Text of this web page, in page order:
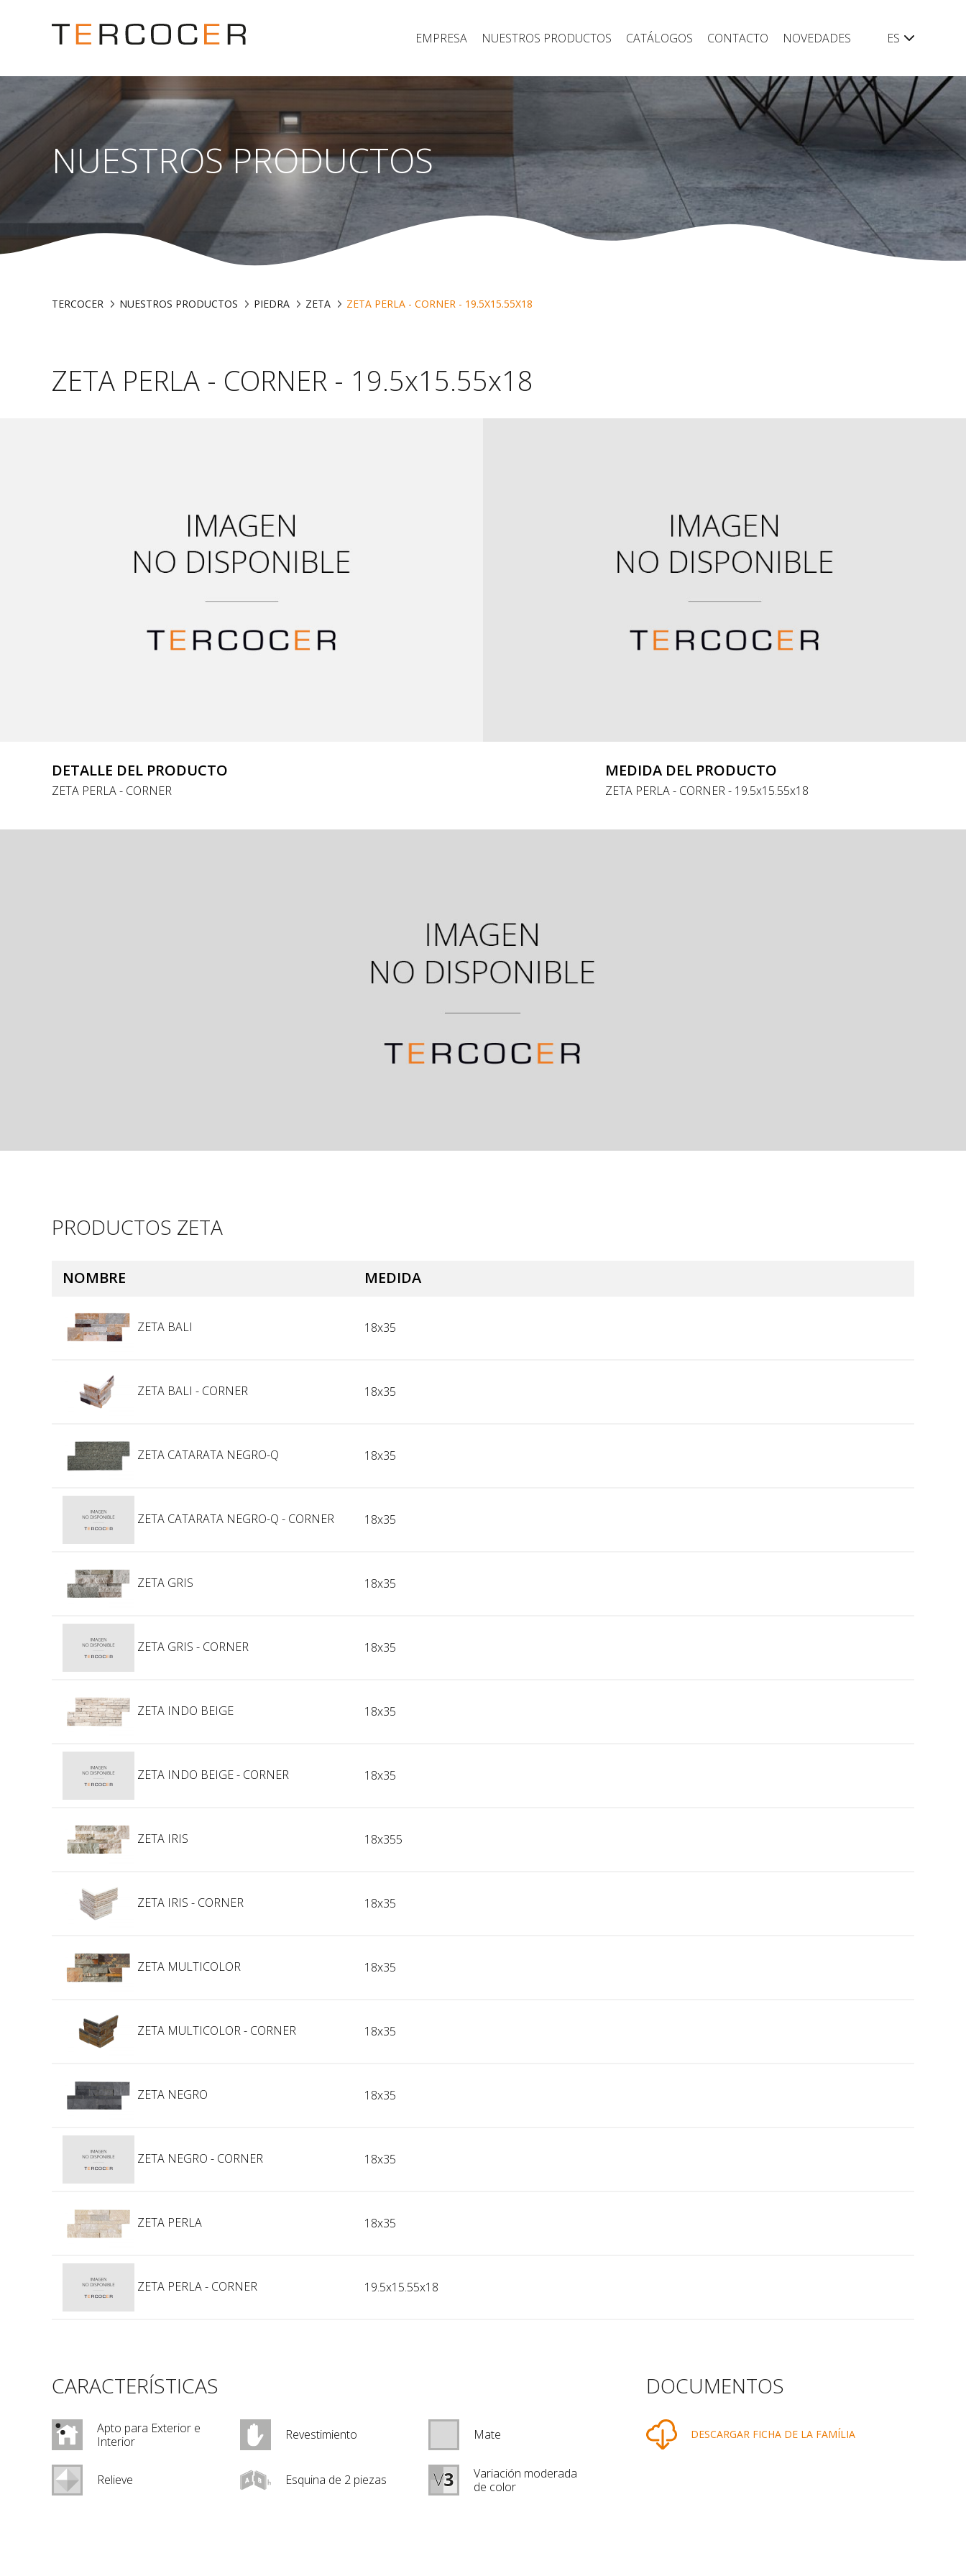
EMPRESA NUESTROS PRODUCTOS CATÁLOGOS CONTACTO NOVEDADES ES
NUESTROS PRODUCTOS
TERCOCER NUESTROS PRODUCTOS PIEDRA ZETA ZETA PERLA - CORNER - 19.5X15.55X18
ZETA PERLA - CORNER - 19.5x15.55x18
DETALLE DEL PRODUCTO
ZETA PERLA - CORNER
MEDIDA DEL PRODUCTO
ZETA PERLA - CORNER - 19.5x15.55x18
PRODUCTOS ZETA
NOMBRE MEDIDA
ZETA BALI 18x35
ZETA BALI - CORNER 18x35
ZETA CATARATA NEGRO-Q 18x35
ZETA CATARATA NEGRO-Q - CORNER 18x35
ZETA GRIS 18x35
ZETA GRIS - CORNER 18x35
ZETA INDO BEIGE 18x35
ZETA INDO BEIGE - CORNER 18x35
ZETA IRIS 18x355
ZETA IRIS - CORNER 18x35
ZETA MULTICOLOR 18x35
ZETA MULTICOLOR - CORNER 18x35
ZETA NEGRO 18x35
ZETA NEGRO - CORNER 18x35
ZETA PERLA 18x35
ZETA PERLA - CORNER 19.5x15.55x18
CARACTERÍSTICAS
Apto para Exterior e
Interior
Revestimiento Mate
Relieve Esquina de 2 piezas
Variación moderada
de color
DOCUMENTOS
DESCARGAR FICHA DE LA FAMÍLIA